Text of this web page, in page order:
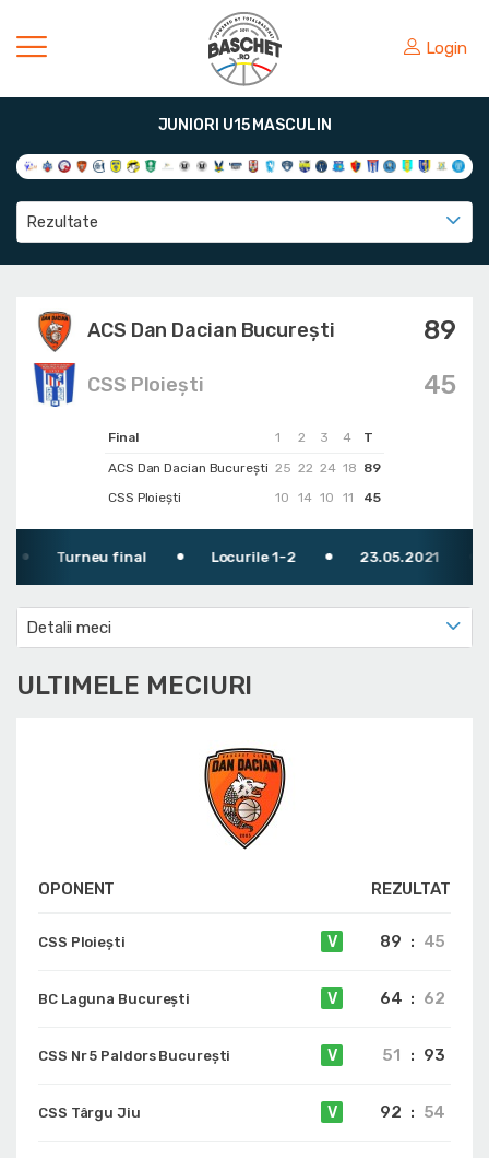
Login
JUNIORI U15 MASCULIN
Rezultate
ACS Dan Dacian Bucureşti 89
Final 1 2 3 4
T
ACS Dan Dacian Bucureşti 25 22 24 18 89
CSS Ploiești
10 14 10 11 45
45
CSS Ploiești
Turneu final Locurile 1-2 23.05.2021
Detalii meci
ULTIMELE MECIURI
OPONENT REZULTAT
CSS Ploiești V 89 : 45
BC Laguna București V 64 : 62
CSS Nr 5 Paldors București V 51 : 93
CSS Târgu Jiu V 92 : 54